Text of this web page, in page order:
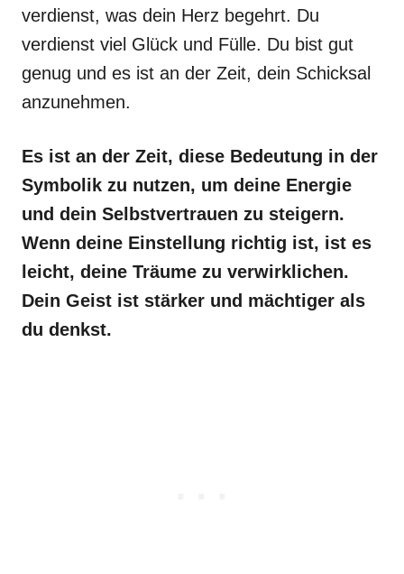
verdienst, was dein Herz begehrt. Du
verdienst viel Glück und Fülle. Du bist gut
genug und es ist an der Zeit, dein Schicksal
anzunehmen.
Es ist an der Zeit, diese Bedeutung in der
Symbolik zu nutzen, um deine Energie
und dein Selbstvertrauen zu steigern.
Wenn deine Einstellung richtig ist, ist es
leicht, deine Träume zu verwirklichen.
Dein Geist ist stärker und mächtiger als
du denkst.